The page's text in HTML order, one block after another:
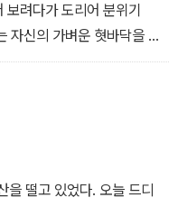
려다가 도리어 분위기
자신의 가벼운 혓바닥을 저
을 떨고 있었다. 오늘 드디